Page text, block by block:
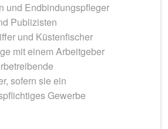
und Endbindungspfleger
Publizisten
und Küstenfischer
mit einem Arbeitgeber
sofern sie ein
Gewerbe